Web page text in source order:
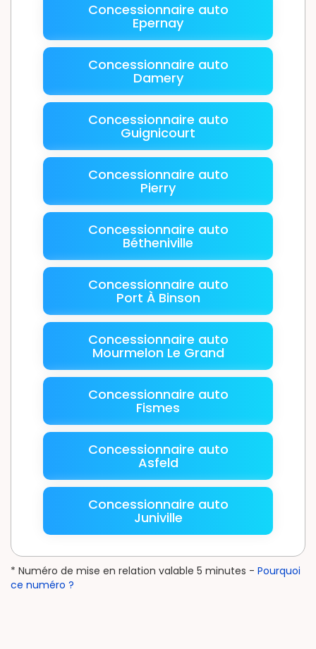
Concessionnaire auto
Epernay
Concessionnaire auto
Damery
Concessionnaire auto
Guignicourt
Concessionnaire auto
Pierry
Concessionnaire auto
Bétheniville
Concessionnaire auto
Port À Binson
Concessionnaire auto
Mourmelon Le Grand
Concessionnaire auto
Fismes
Concessionnaire auto
Asfeld
Concessionnaire auto
Juniville
* Numéro de mise en relation valable 5 minutes - Pourquoi
ce numéro ?